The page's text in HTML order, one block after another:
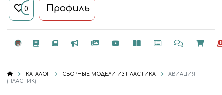
0 Профиль
КАТАЛОГ СБОРНЫЕ МОДЕЛИ ИЗ ПЛАСТИКА
АВИАЦИЯ
(ПЛАСТИК)